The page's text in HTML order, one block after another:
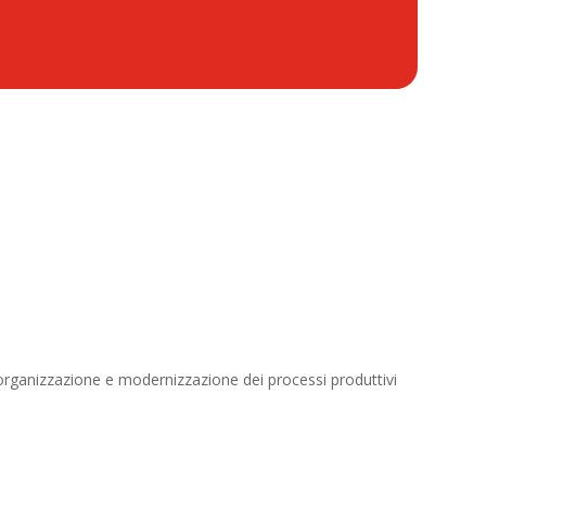
e modernizzazione dei processi produttivi